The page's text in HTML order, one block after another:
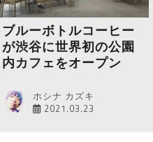
ブルーボトルコーヒー
が渋谷に世界初の公園
内カフェをオープン
ホシナ カズキ
2021.03.23